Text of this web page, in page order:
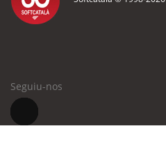
Seguiu-nos